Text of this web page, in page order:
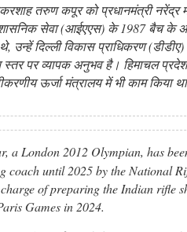
तरुण कपूर को प्रधानमंत्री नरेंद्र
सेवा (आईएएस) के 1987 बैच के
उन्हें दिल्ली विकास प्राधिकरण
पर व्यापक अनुभव है। हिमाचल प्रदेश
ऊर्जा मंत्रालय में भी काम किया
a London 2012 Olympian, has
coach until 2025 by the National
of preparing the Indian rifle
Games in 2024.